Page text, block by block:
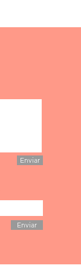
Enviar
Enviar